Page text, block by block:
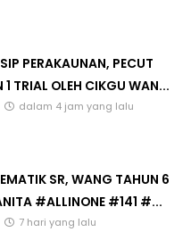
PERAKAUNAN, PECUT
1 TRIAL OLEH CIKGU WAN...
dalam 4 jam yang lalu
SR, WANG TAHUN 6
#ALLINONE #141 #...
7 hari yang lalu